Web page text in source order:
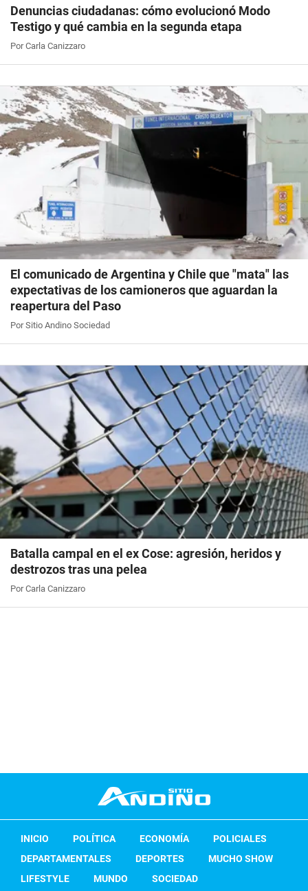
Denuncias ciudadanas: cómo evolucionó Modo
Testigo y qué cambia en la segunda etapa
Por Carla Canizzaro
El comunicado de Argentina y Chile que "mata" las
expectativas de los camioneros que aguardan la
reapertura del Paso
Por Sitio Andino Sociedad
Batalla campal en el ex Cose: agresión, heridos y
destrozos tras una pelea
Por Carla Canizzaro
INICIO POLÍTICA ECONOMÍA
POLICIALES
DEPARTAMENTALES
DEPORTES
MUCHO SHOW
LIFESTYLE
MUNDO SOCIEDAD